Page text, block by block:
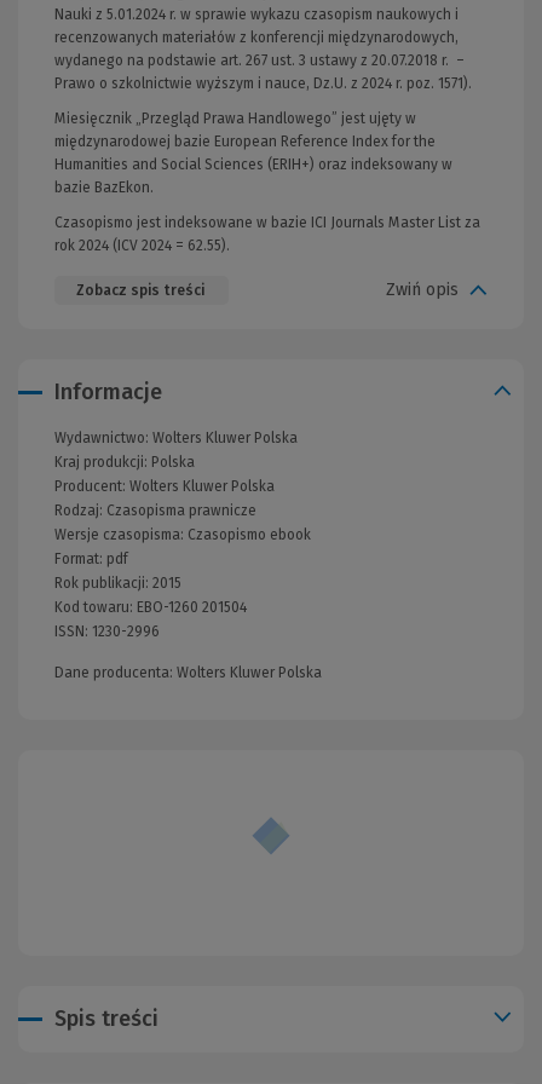
Nauki z 5.01.2024 r. w sprawie wykazu czasopism naukowych i
recenzowanych materiałów z konferencji międzynarodowych,
wydanego na podstawie art. 267 ust. 3 ustawy z 20.07.2018 r. –
Prawo o szkolnictwie wyższym i nauce, Dz.U. z 2024 r. poz. 1571).
Miesięcznik „Przegląd Prawa Handlowego” jest ujęty w
międzynarodowej bazie European Reference Index for the
Humanities and Social Sciences (ERIH+) oraz indeksowany w
bazie BazEkon.
Czasopismo jest indeksowane w bazie ICI Journals Master List za
rok 2024 (ICV 2024 = 62.55).
Zobacz spis treści Zwiń opis
Informacje
Wydawnictwo: Wolters Kluwer Polska
Kraj produkcji: Polska
Producent: Wolters Kluwer Polska
Rodzaj: Czasopisma prawnicze
Wersje czasopisma: Czasopismo ebook
Format: pdf
Rok publikacji: 2015
Kod towaru: EBO-1260 201504
ISSN: 1230-2996
Dane producenta: Wolters Kluwer Polska
Spis treści